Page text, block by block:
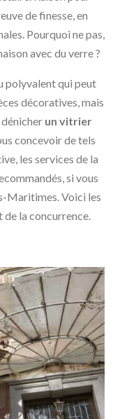
de finesse, en
Pourquoi ne pas,
avec du verre ?
polyvalent qui peut
décoratives, mais
un vitrier
concevoir de tels
les services de la
si vous
Maritimes. Voici les
la concurrence.